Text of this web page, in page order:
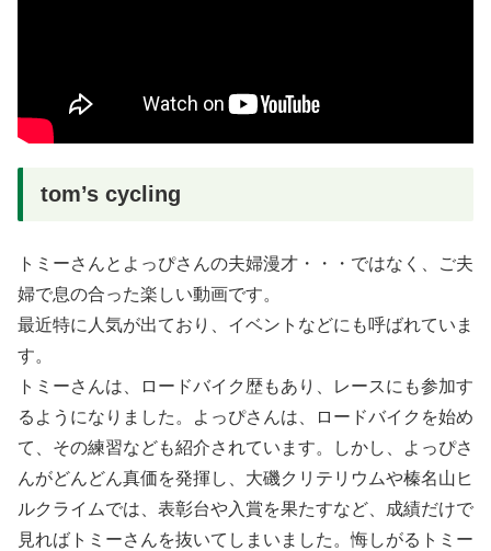
tom’s cycling
トミーさんとよっぴさんの夫婦漫才・・・ではなく、ご夫
婦で息の合った楽しい動画です。
最近特に人気が出ており、イベントなどにも呼ばれていま
す。
トミーさんは、ロードバイク歴もあり、レースにも参加す
るようになりました。よっぴさんは、ロードバイクを始め
て、その練習なども紹介されています。しかし、よっぴさ
んがどんどん真価を発揮し、大磯クリテリウムや榛名山ヒ
ルクライムでは、表彰台や入賞を果たすなど、成績だけで
見ればトミーさんを抜いてしまいました。悔しがるトミー